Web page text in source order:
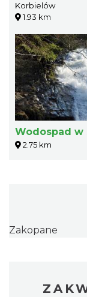
Korbielów
1.93 km
Wodospad
2.75 km
Zakopane